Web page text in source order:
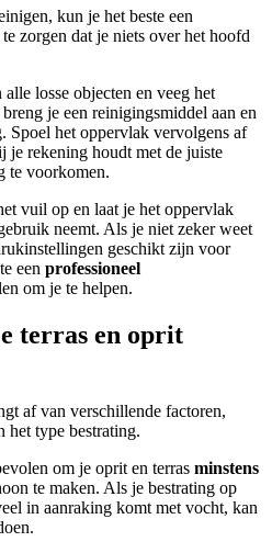
kun je het beste een
zorgen dat je niets over het hoofd
losse objecten en veeg het
je een reinigingsmiddel aan en
Spoel het oppervlak vervolgens af
je rekening houdt met de juiste
te voorkomen.
vuil op en laat je het oppervlak
neemt. Als je niet zeker weet
geschikt zijn voor
een professioneel
om je te helpen.
terras en oprit
af van verschillende factoren,
het type bestrating.
om je oprit en terras minstens
te maken. Als je bestrating op
in aanraking komt met vocht, kan